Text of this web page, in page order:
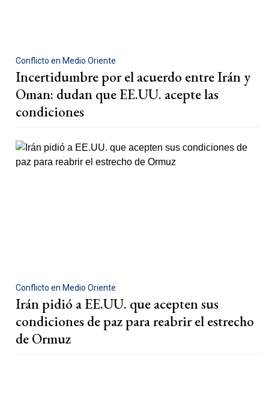
Conflicto en Medio Oriente
Incertidumbre por el acuerdo entre Irán y
Oman: dudan que EE.UU. acepte las
condiciones
Conflicto en Medio Oriente
Irán pidió a EE.UU. que acepten sus
condiciones de paz para reabrir el estrecho
de Ormuz